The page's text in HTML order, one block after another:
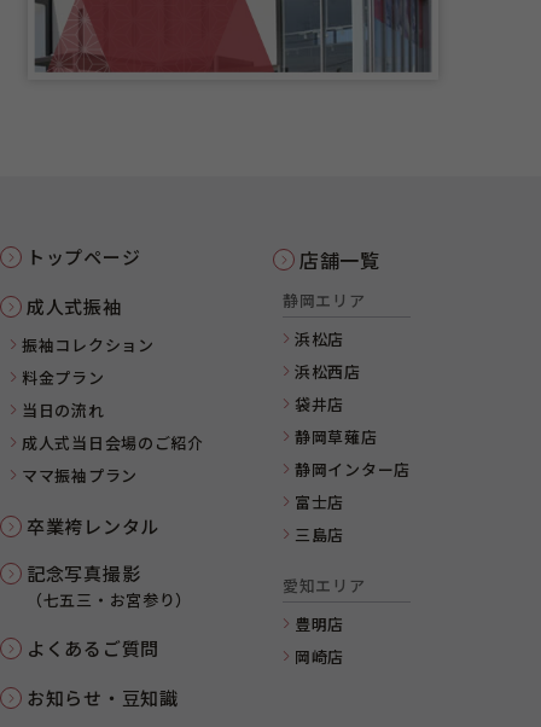
トップページ
成人式振袖
振袖コレクション
料金プラン
当日の流れ
成人式当日会場のご紹介
ママ振袖プラン
卒業袴レンタル
記念写真撮影
（七五三・お宮参り）
よくあるご質問
お知らせ・豆知識
店舗一覧
静岡エリア
浜松店
浜松西店
袋井店
静岡草薙店
静岡インター店
富士店
三島店
愛知エリア
豊明店
岡崎店